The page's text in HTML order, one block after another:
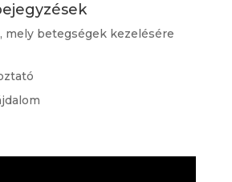
mely betegségek kezelésére